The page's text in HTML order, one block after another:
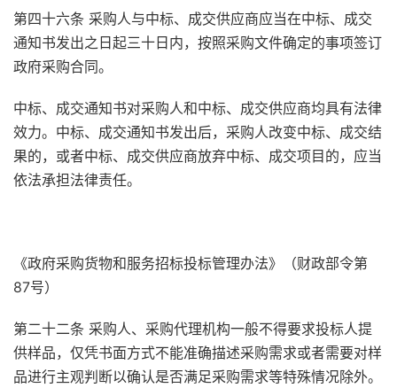
第四十六条 采购人与中标、成交供应商应当在中标、成交
通知书发出之日起三十日内，按照采购文件确定的事项签订
政府采购合同。
中标、成交通知书对采购人和中标、成交供应商均具有法律
效力。中标、成交通知书发出后，采购人改变中标、成交结
果的，或者中标、成交供应商放弃中标、成交项目的，应当
依法承担法律责任。
《政府采购货物和服务招标投标管理办法》（财政部令第
87号）
第二十二条 采购人、采购代理机构一般不得要求投标人提
供样品，仅凭书面方式不能准确描述采购需求或者需要对样
品进行主观判断以确认是否满足采购需求等特殊情况除外。